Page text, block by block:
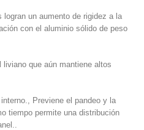
un aumento de rigidez a la
con el aluminio sólido de peso
liviano que aún mantiene altos
Previene el pandeo y la
tiempo permite una distribución